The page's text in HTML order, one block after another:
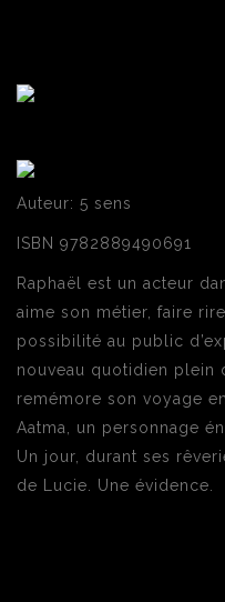
Auteur: 5 sens
ISBN 9782889490691
Raphaël est un acteur
aime son métier, faire
possibilité au public
nouveau quotidien plein
remémore son voyage
Aatma, un personnage
Un jour, durant ses
de Lucie. Une évidence.